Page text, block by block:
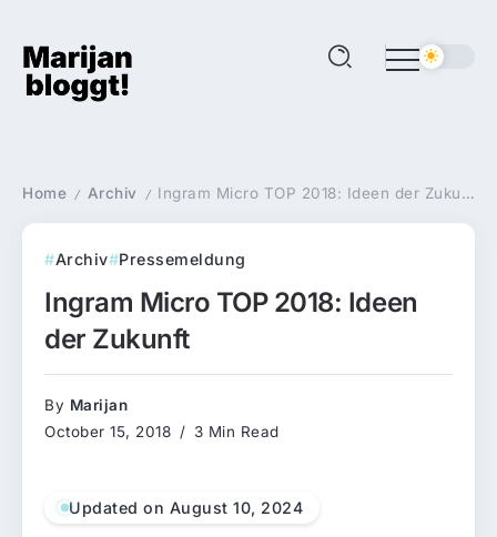
Home / Archiv / Ingram Micro TOP 2018: Ideen der Zukunft
Archiv Pressemeldung
Ingram Micro TOP 2018: Ideen
der Zukunft
By Marijan
October 15, 2018
3 Min Read
Updated on August 10, 2024